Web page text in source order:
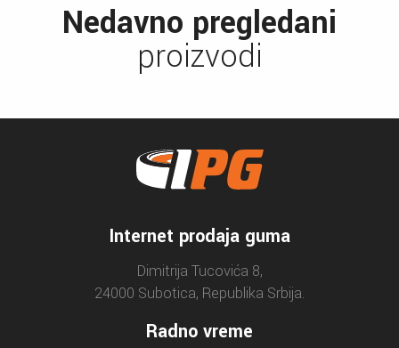
Nedavno pregledani
proizvodi
Internet prodaja guma
Dimitrija Tucovića 8,
24000 Subotica, Republika Srbija.
Radno vreme